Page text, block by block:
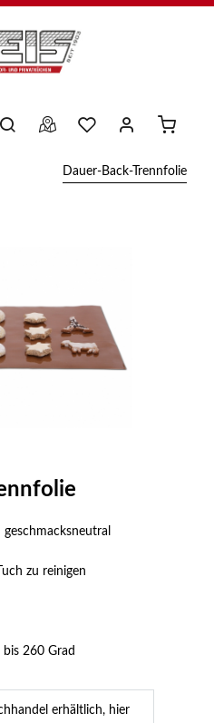
Dauer-Back-Trennfolie
zu reinigen
260 Grad
erhältlich, hier